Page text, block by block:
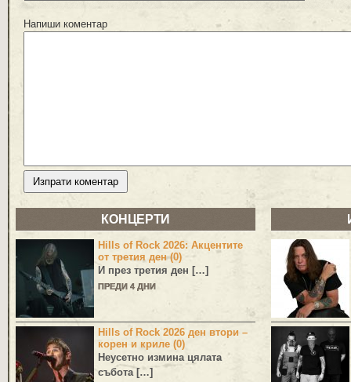
Напиши коментар
КОНЦЕРТИ
Hills of Rock 2026: Акцентите
от третия ден (0)
И през третия ден […]
ПРЕДИ 4 ДНИ
Hills of Rock 2026 ден втори –
корен и криле (0)
Неусетно измина цялата
събота […]